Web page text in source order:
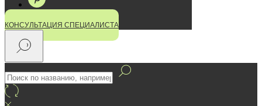
КОНСУЛЬТАЦИЯ СПЕЦИАЛИСТА